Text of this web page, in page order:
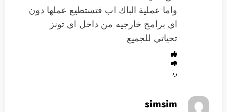
واما عملية الباك اب فتستطيع عملها دون
اي برامج خارجيه من داخل اي تونز
تحياتي للجميع
رد
simsim